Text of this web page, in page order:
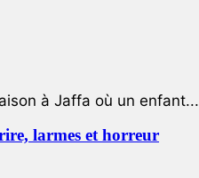
à Jaffa où un enfant...
larmes et horreur